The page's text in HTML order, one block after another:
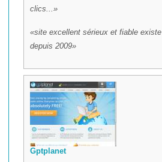
clics...
site excellent sérieux et fiable existe
depuis 2009
Gptplanet